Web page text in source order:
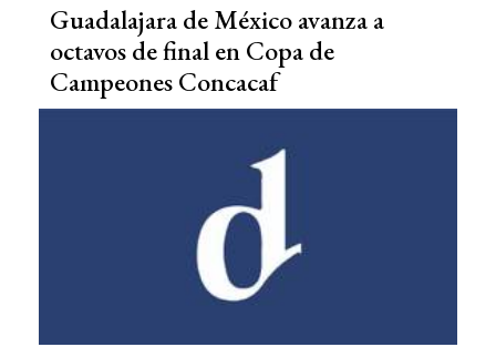
Guadalajara de México avanza a
octavos de final en Copa de
Campeones Concacaf